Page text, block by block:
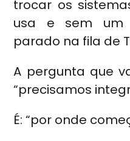
trocar os
usa e sem um
parado na fila de
A pergunta que
“precisamos
É: “por onde